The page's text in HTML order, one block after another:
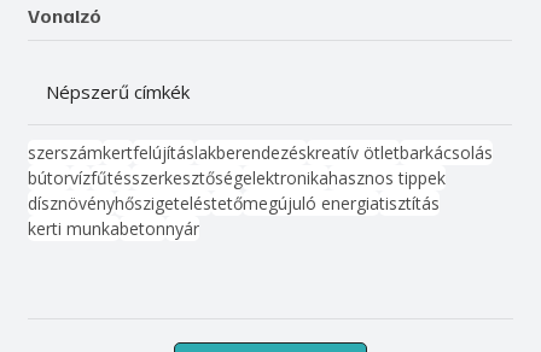
Vonalzó
Népszerű címkék
szerszámkertfelújításlakberendezéskreatív ötletbarkácsolás
bútorvízfűtésszerkesztőségelektronikahasznos tippek
dísznövényhőszigeteléstetőmegújuló energiatisztítás
kerti munkabetonnyár